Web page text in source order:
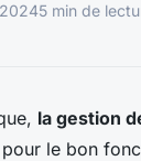
5 min de
la gestion
le bon